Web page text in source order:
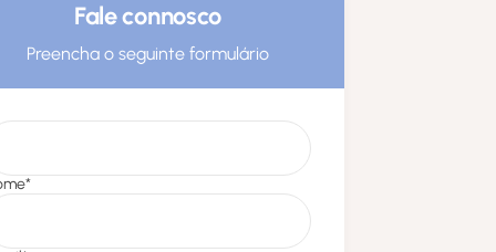
Fale connosco
Preencha o seguinte formulário